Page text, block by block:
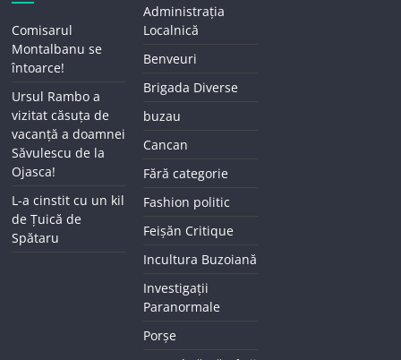
Comisarul
Montalbanu se
întoarce!
Ursul Rambo a
vizitat căsuța de
vacanță a doamnei
Săvulescu de la
Ojasca!
L-a cinstit cu un kil
de Țuică de
Spătaru
Administrația
Localnică
Benveuri
Brigada Diverse
buzau
Cancan
Fără categorie
Fashion politic
Feișăn Critique
Incultura Buzoiană
Investigații
Paranormale
Porșe